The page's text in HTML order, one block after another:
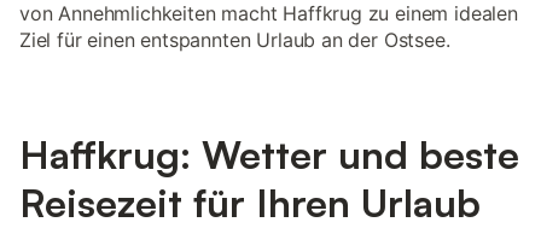
von Annehmlichkeiten macht Haffkrug zu einem idealen
Ziel für einen entspannten Urlaub an der Ostsee.
Haffkrug: Wetter und beste
Reisezeit für Ihren Urlaub